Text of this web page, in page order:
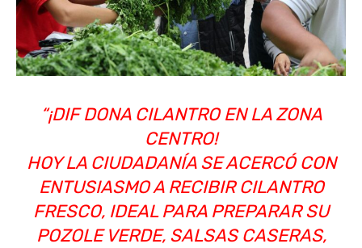
“¡DIF DONA CILANTRO EN LA ZONA
CENTRO!
HOY LA CIUDADANÍA SE ACERCÓ CON
ENTUSIASMO A RECIBIR CILANTRO
FRESCO, IDEAL PARA PREPARAR SU
POZOLE VERDE, SALSAS CASERAS,